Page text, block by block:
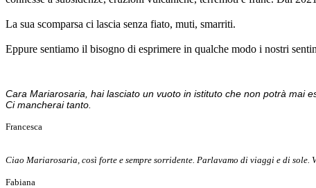
La sua scomparsa ci lascia senza fiato, muti, smarriti.
Eppure sentiamo il bisogno di esprimere in qualche modo i nostri
Cara Mariarosaria, hai lasciato un vuoto in istituto che non potrà mai
Ci mancherai tanto.
Francesca
Ciao Mariarosaria, così forte e sempre sorridente. Parlavamo di viaggi e di
Fabiana